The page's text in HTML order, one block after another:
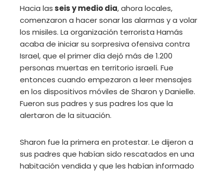
Hacia lasseis y medio dia, ahora locales,
comenzaron a hacer sonar las alarmas y a volar
los misiles. La organización terrorista Hamás
acaba de iniciar su sorpresiva ofensiva contra
Israel, que el primer día dejó más de 1.200
personas muertas en territorio israelí. Fue
entonces cuando empezaron a leer mensajes
en los dispositivos móviles de Sharon y Danielle.
Fueron sus padres y sus padres los que la
alertaron de la situación.
Sharon fue la primera en protestar. Le dijeron a
sus padres que habían sido rescatados en una
habitación vendida y que les habían informado